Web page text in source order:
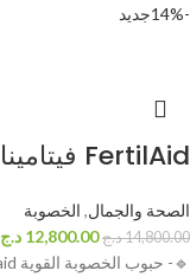
-14% جديد
FertilAid فيتامينات الخصوبة للرجال 90 كبسولة.
الصحة والجمال, الخصوبة
14,800.00د.ج 12,800.00 د.ج